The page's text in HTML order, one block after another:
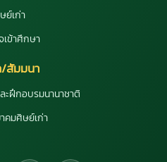
ย์เก่า
เข้าศึกษา
สัมมนา
ะฝึกอบรมนานาชาติ
คมศิษย์เก่า